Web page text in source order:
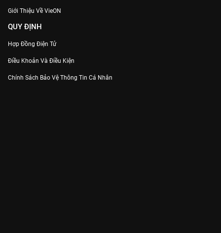
Giới Thiệu Về VieON
QUY ĐỊNH
Hợp Đồng Điện Tử
Điều Khoản Và Điều Kiện
Chính Sách Bảo Vệ Thông Tin Cá Nhân